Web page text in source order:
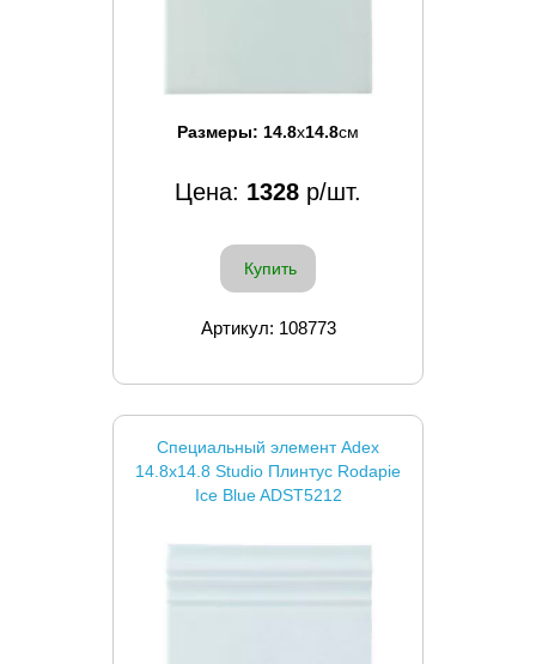
Размеры: 14.8x14.8см
Цена: 1328 р/шт.
Купить
Артикул: 108773
Специальный элемент Adex
14.8x14.8 Studio Плинтус Rodapie
Ice Blue ADST5212